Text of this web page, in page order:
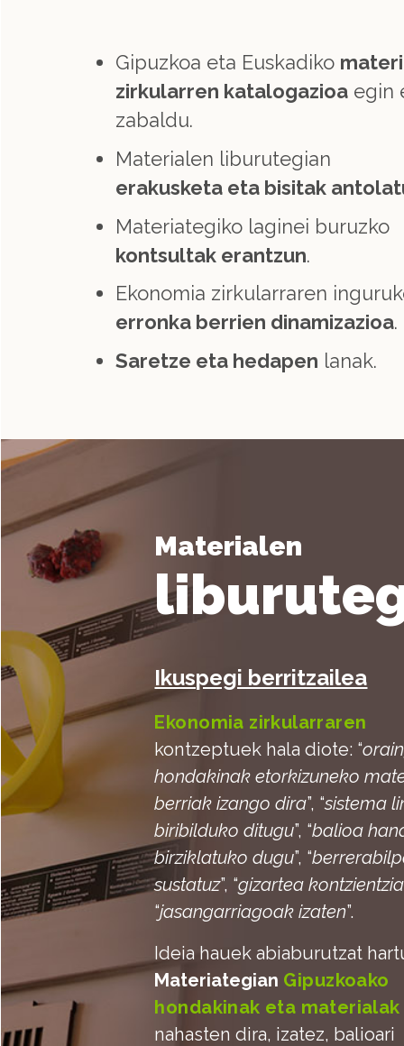
Gipuzkoa eta Euskadiko
zirkularren katalogazioaegin
zabaldu.
Materialen liburutegian
erakusketa eta bisitak
Materiategiko laginei buruzko
kontsultak erantzun.
Ekonomia zirkularraren
erronka berrien dinamizazioa.
Saretze eta hedapen lanak.
Materialen
Ikuspegi berritzailea
Ekonomia zirkularraren
kontzeptuek hala diote: “
hondakinak etorkizuneko
berriak izango dira”, “sistema
biribilduko ditugu”, “balioa
birziklatuko dugu”, “
sustatuz”, “gizartea
“jasangarriagoak izaten”.
Ideia hauek abiaburutzat
Materiategian Gipuzkoako
hondakinak eta materialak
nahasten dira, izatez, balioari